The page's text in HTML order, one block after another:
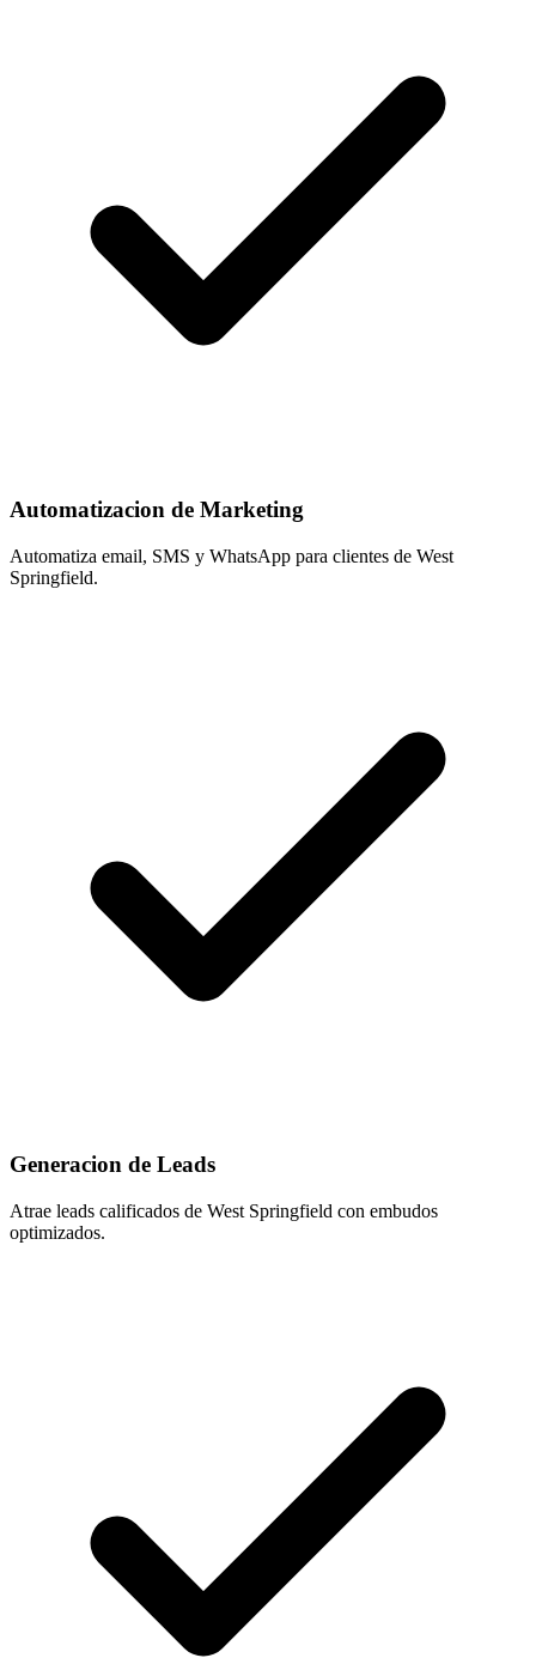
Automatizacion de Marketing
Automatiza email, SMS y WhatsApp para clientes de West
Springfield.
Generacion de Leads
Atrae leads calificados de West Springfield con embudos
optimizados.